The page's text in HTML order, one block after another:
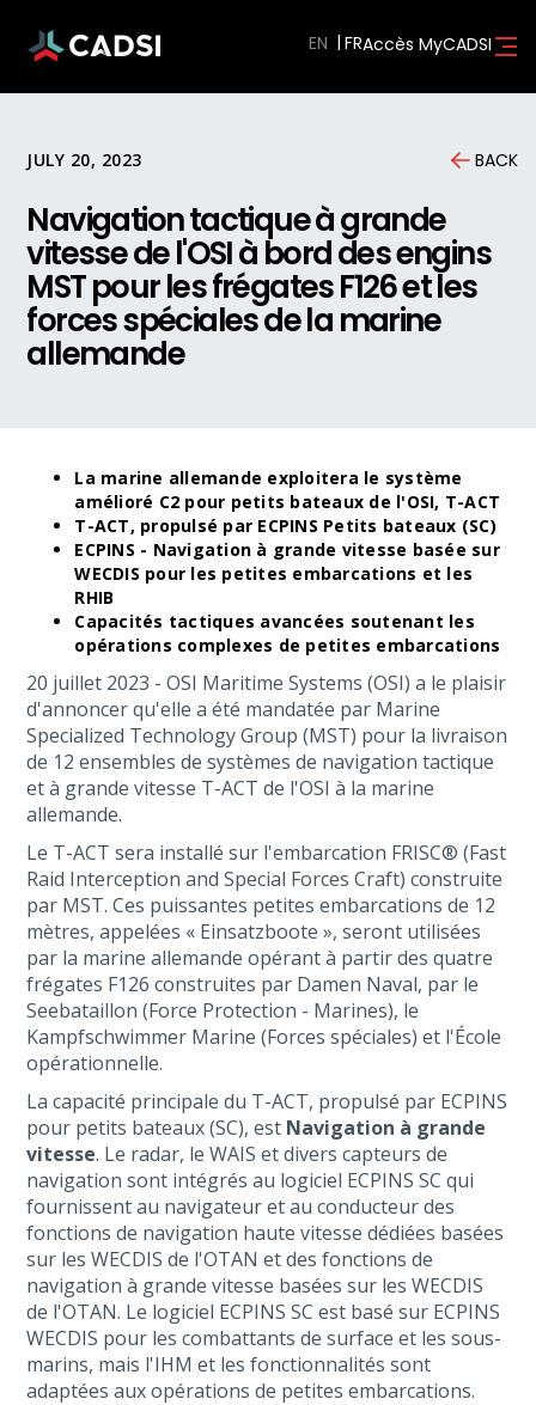
EN Accès MyCADSI
JULY 20, 2023 BACK
Navigation tactique à grande
vitesse de l'OSI à bord des engins
MST pour les frégates F126 et les
forces spéciales de la marine
allemande
La marine allemande exploitera le système
amélioré C2 pour petits bateaux de l'OSI, T-ACT
T-ACT, propulsé par ECPINS Petits bateaux (SC)
ECPINS - Navigation à grande vitesse basée sur
WECDIS pour les petites embarcations et les
RHIB
Capacités tactiques avancées soutenant les
opérations complexes de petites embarcations
20 juillet 2023 - OSI Maritime Systems (OSI) a le plaisir
d'annoncer qu'elle a été mandatée par Marine
Specialized Technology Group (MST) pour la livraison
de 12 ensembles de systèmes de navigation tactique
et à grande vitesse T-ACT de l'OSI à la marine
allemande.
Le T-ACT sera installé sur l'embarcation FRISC® (Fast
Raid Interception and Special Forces Craft) construite
par MST. Ces puissantes petites embarcations de 12
mètres, appelées « Einsatzboote », seront utilisées
par la marine allemande opérant à partir des quatre
frégates F126 construites par Damen Naval, par le
Seebataillon (Force Protection - Marines), le
Kampfschwimmer Marine (Forces spéciales) et l'École
opérationnelle.
La capacité principale du T-ACT, propulsé par ECPINS
pour petits bateaux (SC), est Navigation à grande
vitesse. Le radar, le WAIS et divers capteurs de
navigation sont intégrés au logiciel ECPINS SC qui
fournissent au navigateur et au conducteur des
fonctions de navigation haute vitesse dédiées basées
sur les WECDIS de l'OTAN et des fonctions de
navigation à grande vitesse basées sur les WECDIS
de l'OTAN. Le logiciel ECPINS SC est basé sur ECPINS
WECDIS pour les combattants de surface et les sous-
marins, mais l'IHM et les fonctionnalités sont
adaptées aux opérations de petites embarcations.